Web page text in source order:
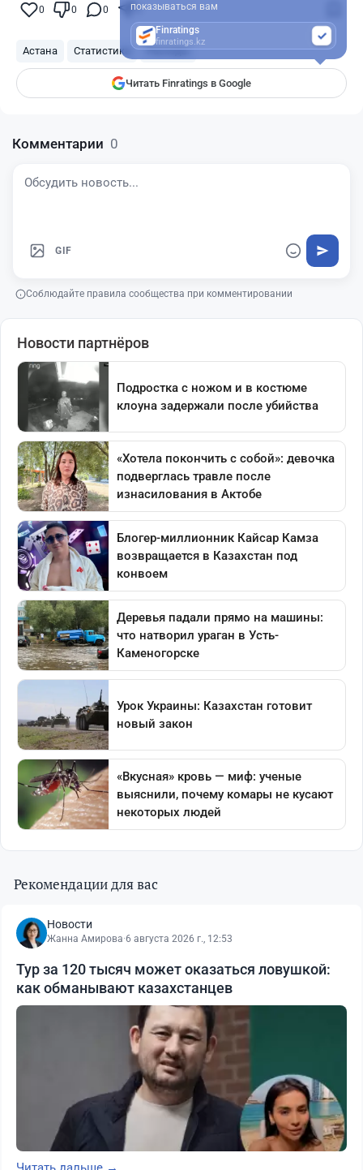
0 0 0 0
Астана Статистика Расходы
Читать Finratings в Google
показываться вам
Finratings
finratings.kz
Комментарии 0
GIF
Соблюдайте правила сообщества при комментировании
Рекомендации для вас
Новости
Жанна Амирова·6 августа 2026 г., 12:53
Тур за 120 тысяч может оказаться ловушкой:
как обманывают казахстанцев